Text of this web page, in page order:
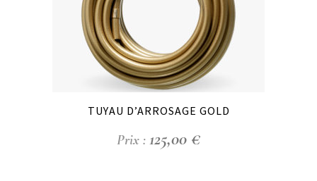
TUYAU D’ARROSAGE GOLD
125,00 €